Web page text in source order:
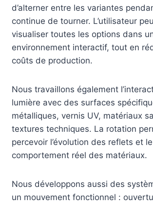
d’alterner entre les variantes
continue de tourner. L’utilisateur
visualiser toutes les options dans
environnement interactif, tout en
coûts de production.
Nous travaillons également
lumière avec des surfaces
métalliques, vernis UV, matériaux
textures techniques. La rotation
percevoir l’évolution des reflets et le
comportement réel des matériaux.
Nous développons aussi des
un mouvement fonctionnel :